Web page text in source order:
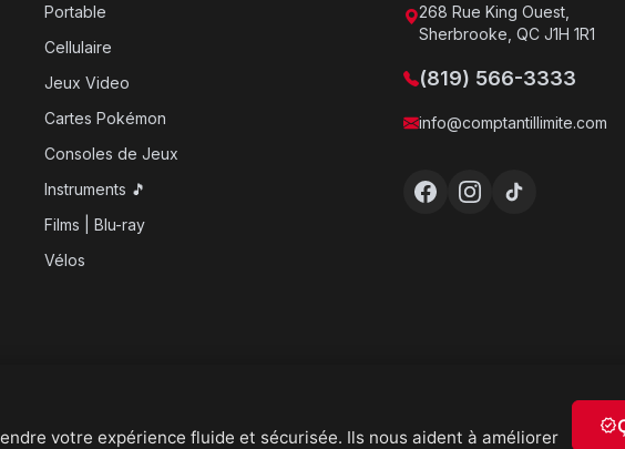
votre expérience fluide et sécurisée. Ils nous aident à améliorer
verified
Portable
Cellulaire
Jeux Video
Cartes Pokémon
Consoles de Jeux
Instruments 🎵
Films | Blu-ray
Vélos
268 Rue King Ouest,
Sherbrooke, QC J1H 1R1
(819) 566-3333
info@comptantillimite.com